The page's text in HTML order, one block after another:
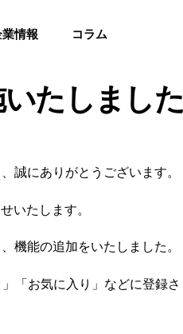
業情報 コラム
たしました
誠にありがとうございます。
いたします。
機能の追加をいたしました。
「お気に入り」などに登録さ